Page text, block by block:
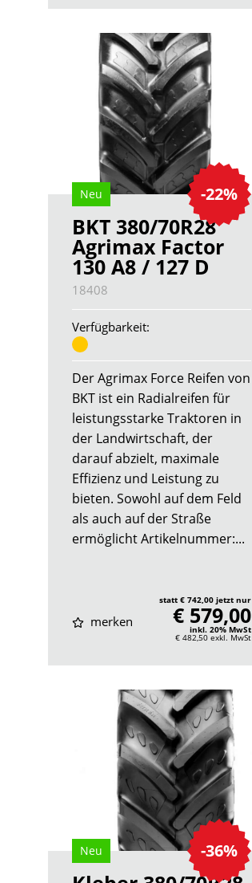
-22%
Neu
BKT 380/70R28
Agrimax Factor
130 A8 / 127 D
18408
Verfügbarkeit:
Der Agrimax Force Reifen von
BKT ist ein Radialreifen für
leistungsstarke Traktoren in
der Landwirtschaft, der
darauf abzielt, maximale
Effizienz und Leistung zu
bieten. Sowohl auf dem Feld
als auch auf der Straße
ermöglicht Artikelnummer:...
merken
statt € 742,00 jetzt nur
€ 579,00
inkl. 20% MwSt
€ 482,50 exkl. MwSt
-36%
Neu